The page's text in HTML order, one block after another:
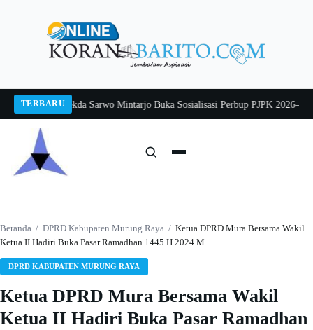
TERBARU
2026Pj Sekda Sarwo Mintarjo Buka Sosialisasi Perbup PJPK 2026–2030
Beranda / DPRD Kabupaten Murung Raya / Ketua DPRD Mura Bersama Wakil
Ketua II Hadiri Buka Pasar Ramadhan 1445 H 2024 M
DPRD KABUPATEN MURUNG RAYA
Ketua DPRD Mura Bersama Wakil
Ketua II Hadiri Buka Pasar Ramadhan